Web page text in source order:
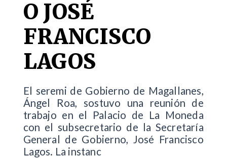
O JOSÉ
FRANCISCO
LAGOS
El seremi de Gobierno de Magallanes,
Ángel Roa, sostuvo una reunión de
trabajo en el Palacio de La Moneda
con el subsecretario de la Secretaría
General de Gobierno, José Francisco
Lagos. La instanc